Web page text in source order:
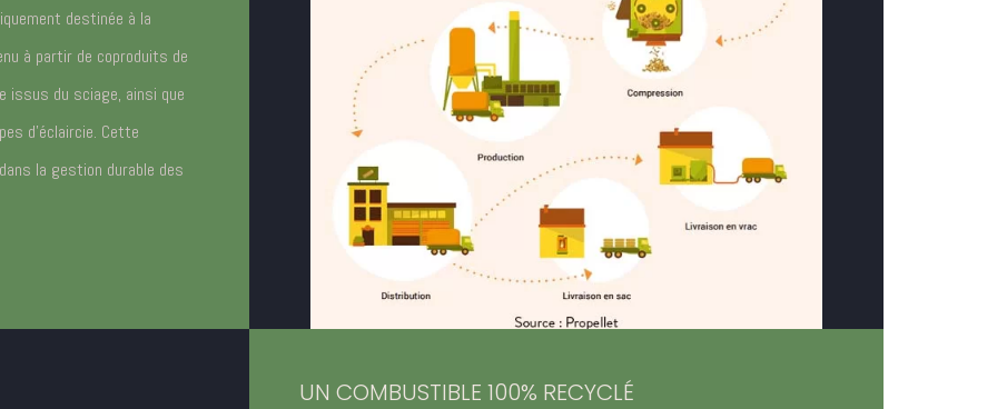
destinée à la
à partir de coproduits de
issus du sciage, ainsi que
d’éclaircie. Cette
la gestion durable des
UN COMBUSTIBLE 100% RECYCLÉ